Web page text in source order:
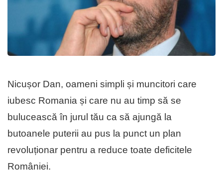
Nicușor Dan, oameni simpli și muncitori care
iubesc Romania și care nu au timp să se
bulucească în jurul tău ca să ajungă la
butoanele puterii au pus la punct un plan
revoluționar pentru a reduce toate deficitele
României.